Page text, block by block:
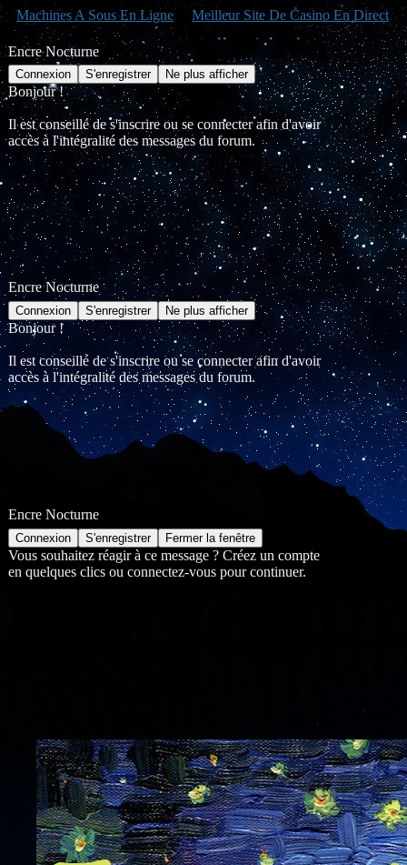
Machines A Sous En Ligne Meilleur Site De Casino En Direct
Encre Nocturne
Bonjour !
Il est conseillé de s'inscrire ou se connecter afin d'avoir
accès à l'intégralité des messages du forum.
Encre Nocturne
Bonjour !
Il est conseillé de s'inscrire ou se connecter afin d'avoir
accès à l'intégralité des messages du forum.
Encre Nocturne
Vous souhaitez réagir à ce message ? Créez un compte
en quelques clics ou connectez-vous pour continuer.